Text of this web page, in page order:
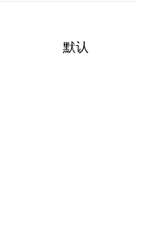
默认